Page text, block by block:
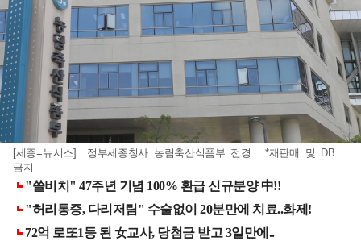
[세종=뉴시스] 정부세종청사 농림축산식품부 전경. *재판매 및 DB
금지